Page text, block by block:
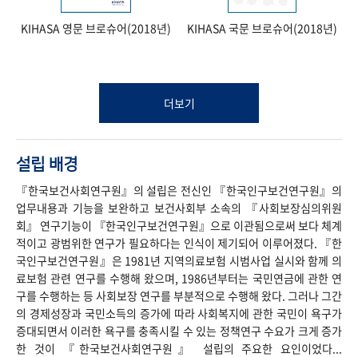
KIHASA 영문 브로슈어(2018년) KIHASA 국문 브로슈어(2018년)
더보기
설립 배경
『한국보건사회연구원』의 설립은 전신인 『한국인구보건연구원』의
업무내용과 기능을 보완하고 보건사회부 소속의 『사회보장심의위원
회』 연구기능이 『한국인구보건연구원』으로 이관됨으로써 보다 체계
적이고 광범위한 연구가 필요하다는 인식이 제기되어 이루어졌다. 『한
국인구보건연구원』은 1981년 지역의료보험 시범사업 실시와 함께 의
료보험 관련 연구를 수행해 왔으며, 1986년부터는 국민연금에 관한 연
구를 수행하는 등 사회보장 연구를 부분적으로 수행해 왔다. 그러나 그간
의 경제성장과 국민소득의 증가에 따라 사회복지에 관한 국민이 욕구가
증대되면서 이러한 욕구를 충족시킬 수 있는 정책연구 수요가 크게 증가
한 것이 『한국보건사회연구원』 설립의 주요한 요인이었다...